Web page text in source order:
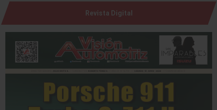
Revista Digital